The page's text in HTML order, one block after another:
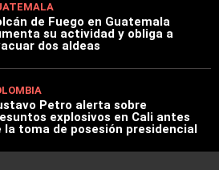
de Fuego en Guatemala
su actividad y obliga a
dos aldeas
Petro alerta sobre
explosivos en Cali antes
la toma de posesión presidencial